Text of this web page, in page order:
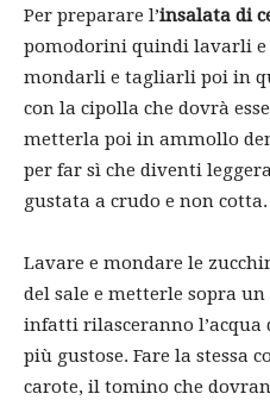
Per preparare l’insalata di
pomodorini quindi lavarli e
mondarli e tagliarli poi in
con la cipolla che dovrà
metterla poi in ammollo
per far sì che diventi
gustata a crudo e non cotta.
Lavare e mondare le
del sale e metterle sopra
infatti rilasceranno l’acqua
più gustose. Fare la stessa
carote, il tomino che